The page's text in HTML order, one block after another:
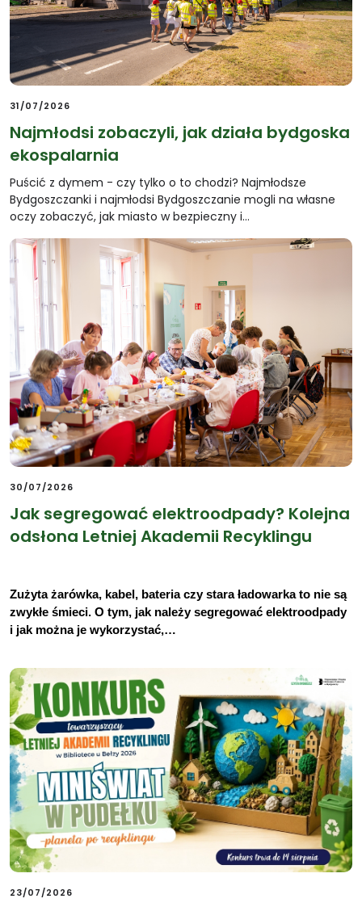
31/07/2026
Najmłodsi zobaczyli, jak działa bydgoska
ekospalarnia
Puścić z dymem - czy tylko o to chodzi? Najmłodsze
Bydgoszczanki i najmłodsi Bydgoszczanie mogli na własne
oczy zobaczyć, jak miasto w bezpieczny i…
30/07/2026
Jak segregować elektroodpady? Kolejna
odsłona Letniej Akademii Recyklingu
Zużyta żarówka, kabel, bateria czy stara ładowarka to nie są
zwykłe śmieci. O tym, jak należy segregować elektroodpady
i jak można je wykorzystać,…
23/07/2026